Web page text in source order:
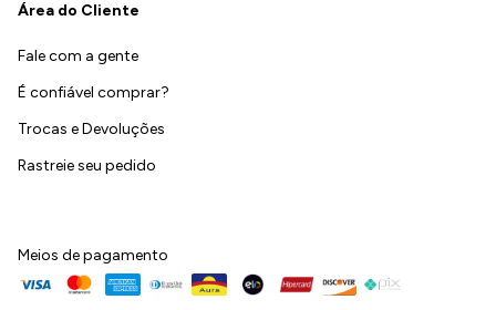
Área do Cliente
Fale com a gente
É confiável comprar?
Trocas e Devoluções
Rastreie seu pedido
Meios de pagamento